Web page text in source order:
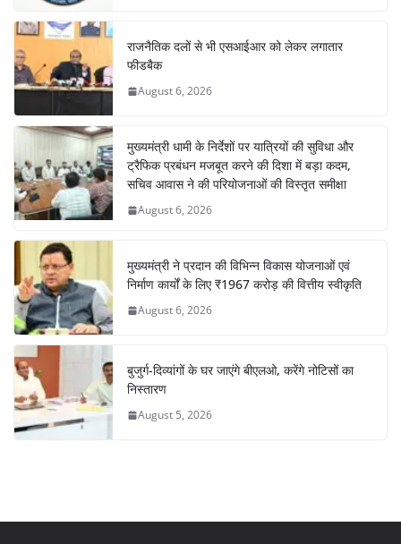
राजनैतिक दलों से भी एसआईआर को लेकर लगातार
फीडबैक
August 6, 2026
मुख्यमंत्री धामी के निर्देशों पर यात्रियों की सुविधा और
ट्रैफिक प्रबंधन मजबूत करने की दिशा में बड़ा कदम,
सचिव आवास ने की परियोजनाओं की विस्तृत समीक्षा
August 6, 2026
मुख्यमंत्री ने प्रदान की विभिन्न विकास योजनाओं एवं
निर्माण कार्यों के लिए ₹1967 करोड़ की वित्तीय स्वीकृति
August 6, 2026
बुजुर्ग-दिव्यांगों के घर जाएंगे बीएलओ, करेंगे नोटिसों का
निस्तारण
August 5, 2026